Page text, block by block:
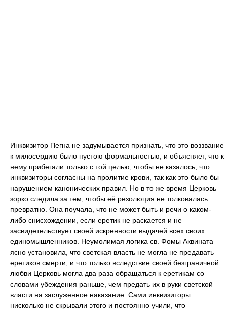
Инквизитор Пегна не задумывается признать, что это воззвание
к милосердию было пустою формальностью, и объясняет, что к
нему прибегали только с той целью, чтобы не казалось, что
инквизиторы согласны на пролитие крови, так как это было бы
нарушением канонических правил. Но в то же время Церковь
зорко следила за тем, чтобы её резолюция не толковалась
превратно. Она поучала, что не может быть и речи о каком-
либо снисхождении, если еретик не раскается и не
засвидетельствует своей искренности выдачей всех своих
единомышленников. Неумолимая логика св. Фомы Аквината
ясно установила, что светская власть не могла не предавать
еретиков смерти, и что только вследствие своей безграничной
любви Церковь могла два раза обращаться к еретикам со
словами убеждения раньше, чем предать их в руки светской
власти на заслуженное наказание. Сами инквизиторы
нисколько не скрывали этого и постоянно учили, что